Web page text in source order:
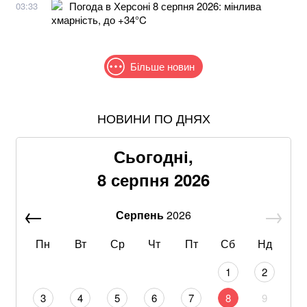
03:33
Погода в Херсоні 8 серпня 2026: мінлива
хмарність, до +34°C
Більше новин
Понад 9,2 млрд грн: що відомо про нову гучну
Хацкевич: Гуцуляк навіть не прийшов потиснути
Хвиля похолодання накриє Україну: Діденко назвала
Через повагу до Реалу: Родрі отримуватиме в
НОВИНИ ПО ДНЯХ
Сьогодні,
8 серпня 2026
Серпень2026
Пн
Вт Ср Чт Пт Сб Нд
1
2
3
4 5 6 7 8
9